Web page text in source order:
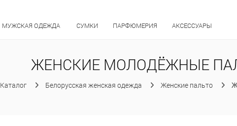
МУЖСКАЯ ОДЕЖДА СУМКИ ПАРФЮМЕРИЯ АКСЕССУАРЫ
ЖЕНСКИЕ МОЛОДЁЖНЫЕ
Каталог Белорусская женская одежда Женские пальто